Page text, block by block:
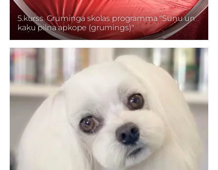
5.kurss. Gruminga skolas programma "Suņu un
kaķu pilna apkope (grumings)"